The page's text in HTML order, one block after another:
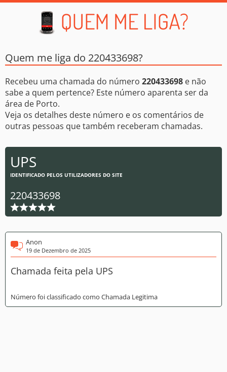
Quem me liga do 220433698?
Recebeu uma chamada do número 220433698 e não
sabe a quem pertence? Este número aparenta ser da
área de Porto.
Veja os detalhes deste número e os comentários de
outras pessoas que também receberam chamadas.
UPS
IDENTIFICADO PELOS UTILIZADORES DO SITE
220433698
Anon
19 de Dezembro de 2025
Chamada feita pela UPS
Número foi classificado como Chamada Legitima